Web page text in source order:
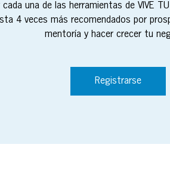
cada una de las herramientas de VIVE
4 veces más recomendados por
mentoría y hacer crecer tu
Registrarse